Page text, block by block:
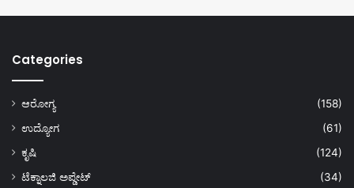
Categories
ಆರೋಗ್ಯ
(158)
ಉದ್ಯೋಗ
(61)
ಕೃಷಿ
(124)
ಟೆಕ್ನಾಲಜಿ ಅಪ್ಡೇಟ್
(34)